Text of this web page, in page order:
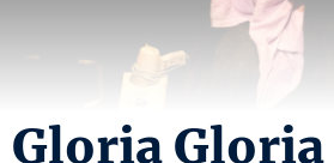
Gloria Gloria